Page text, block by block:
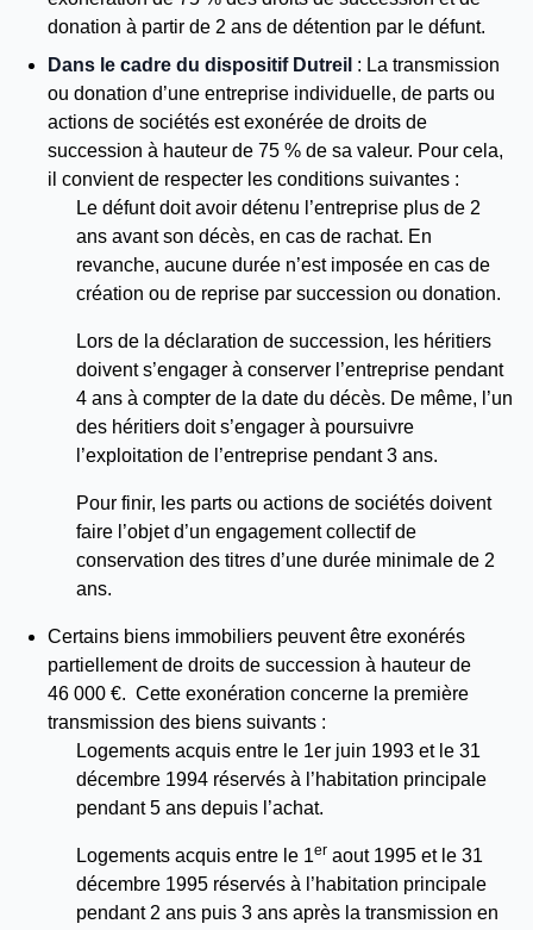
donation à partir de 2 ans de détention par le défunt.
Dans le cadre du dispositif Dutreil : La transmission
ou donation d’une entreprise individuelle, de parts ou
actions de sociétés est exonérée de droits de
succession à hauteur de 75 % de sa valeur. Pour cela,
il convient de respecter les conditions suivantes :
Le défunt doit avoir détenu l’entreprise plus de 2
ans avant son décès, en cas de rachat. En
revanche, aucune durée n’est imposée en cas de
création ou de reprise par succession ou donation.
Lors de la déclaration de succession, les héritiers
doivent s’engager à conserver l’entreprise pendant
4 ans à compter de la date du décès. De même, l’un
des héritiers doit s’engager à poursuivre
l’exploitation de l’entreprise pendant 3 ans.
Pour finir, les parts ou actions de sociétés doivent
faire l’objet d’un engagement collectif de
conservation des titres d’une durée minimale de 2
ans.
Certains biens immobiliers peuvent être exonérés
partiellement de droits de succession à hauteur de
46 000 €. Cette exonération concerne la première
transmission des biens suivants :
Logements acquis entre le 1er juin 1993 et le 31
décembre 1994 réservés à l’habitation principale
pendant 5 ans depuis l’achat.
Logements acquis entre le 1er aout 1995 et le 31
décembre 1995 réservés à l’habitation principale
pendant 2 ans puis 3 ans après la transmission en